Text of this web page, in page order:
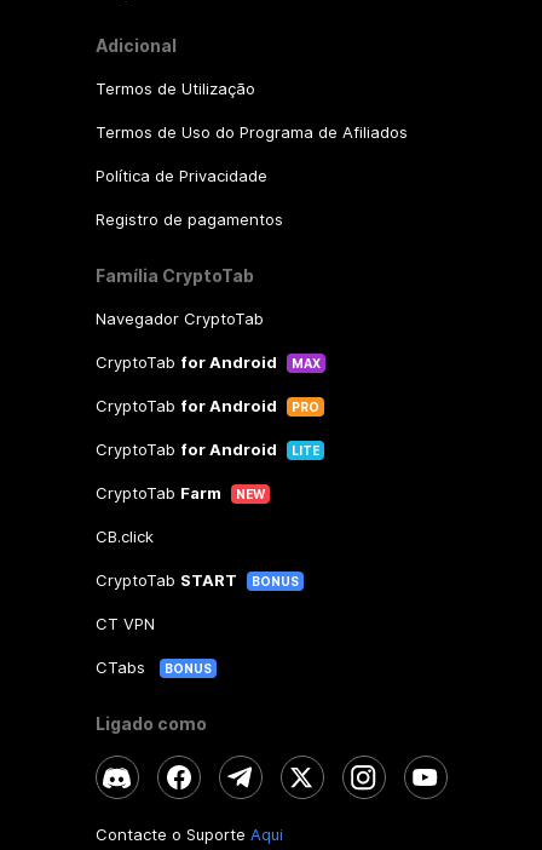
Adicional
Termos de Utilização
Termos de Uso do Programa de Afiliados
Política de Privacidade
Registro de pagamentos
Família CryptoTab
Navegador CryptoTab
CryptoTab for Android MAX
CryptoTab for Android PRO
CryptoTab for Android LITE
CryptoTab Farm NEW
CB.click
CryptoTab START BONUS
CT VPN
CTabs BONUS
Ligado como
Contacte o Suporte Aqui